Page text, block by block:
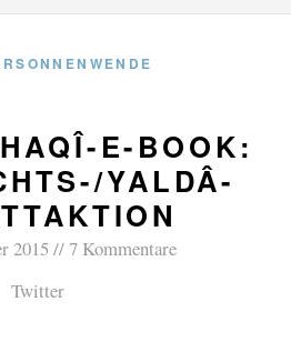
E-BOOK:
YALDÂ-
2015
7 Kommentare
Twitter